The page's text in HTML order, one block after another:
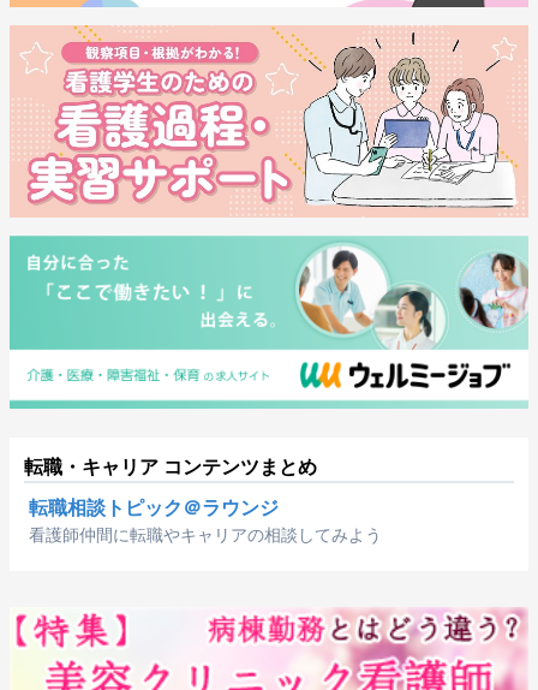
転職・キャリア コンテンツまとめ
転職相談トピック＠ラウンジ
看護師仲間に転職やキャリアの相談してみよう